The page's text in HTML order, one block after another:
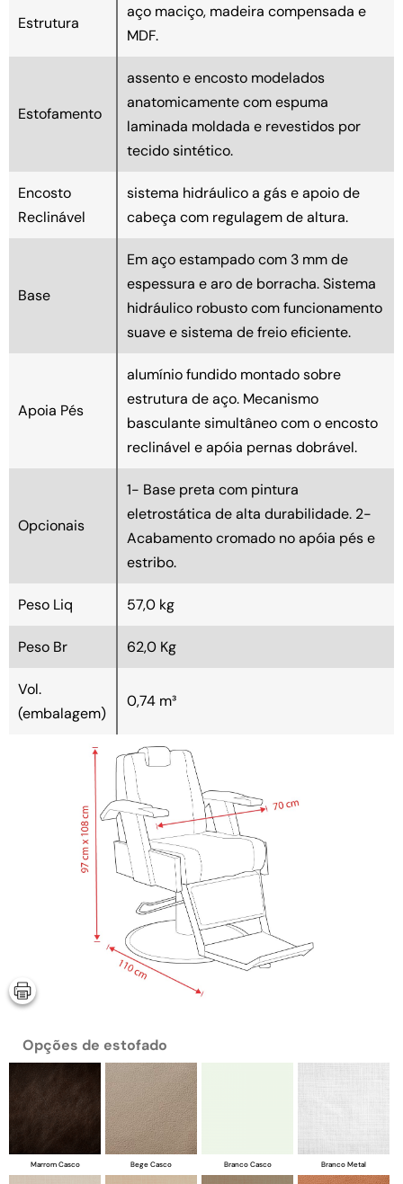
Opções de estofado
Marrom Casco Bege Casco Branco Casco Branco Metal
Estrutura
aço maciço, madeira compensada e
MDF.
Estofamento
assento e encosto modelados
anatomicamente com espuma
laminada moldada e revestidos por
tecido sintético.
Encosto
Reclinável
sistema hidráulico a gás e apoio de
cabeça com regulagem de altura.
Base
Em aço estampado com 3 mm de
espessura e aro de borracha. Sistema
hidráulico robusto com funcionamento
suave e sistema de freio eficiente.
Apoia Pés
alumínio fundido montado sobre
estrutura de aço. Mecanismo
basculante simultâneo com o encosto
reclinável e apóia pernas dobrável.
Opcionais
1- Base preta com pintura
eletrostática de alta durabilidade. 2-
Acabamento cromado no apóia pés e
estribo.
Peso Liq 57,0 kg
Peso Br 62,0 Kg
Vol.
(embalagem)
0,74 m³